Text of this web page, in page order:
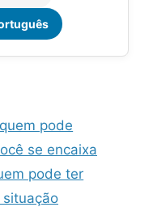
pode
se encaixa
pode ter